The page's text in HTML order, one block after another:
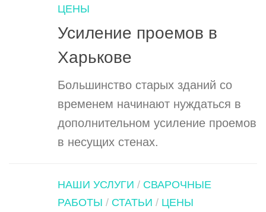
ЦЕНЫ
Усиление проемов в
Харькове
Большинство старых зданий со
временем начинают нуждаться в
дополнительном усиление проемов
в несущих стенах.
НАШИ УСЛУГИ / СВАРОЧНЫЕ
РАБОТЫ / СТАТЬИ / ЦЕНЫ